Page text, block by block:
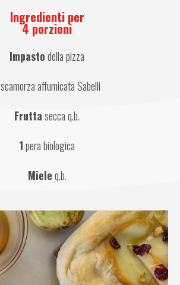
Ingredienti per
4 porzioni
Impasto della pizza
scamorza affumicata Sabelli
Frutta secca q.b.
1 pera biologica
Miele q.b.